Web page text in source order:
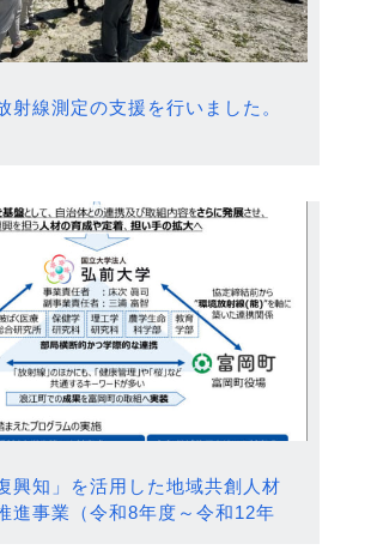
射線測定の支援を行いました。
興知」を活用した地域共創人材
進事業（令和8年度～令和12年